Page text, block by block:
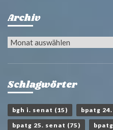
Archiv
Archiv
Schlagwörter
bgh i. senat (15) bpatg
bpatg 25. senat (75)